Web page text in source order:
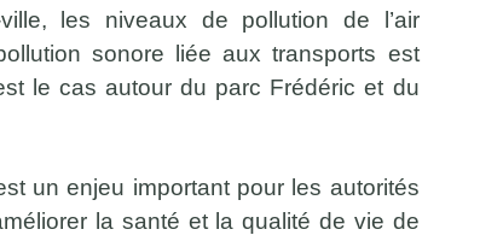
les niveaux de pollution de l’air
sonore liée aux transports est
le cas autour du parc Frédéric et du
un enjeu important pour les autorités
la santé et la qualité de vie de